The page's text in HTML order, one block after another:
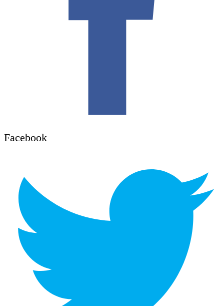
Facebook